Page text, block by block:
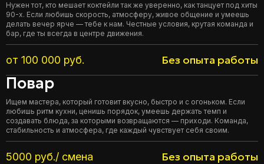
Нужен тот, кто мешает коктейли так же уверенно, как танцует под хиты
90-х. Если любишь скорость, атмосферу, живое общение и умеешь
делать вечер ярче — тебе к нам. Честные условия, крутая команда и
бар, где ты всегда в центре движения.
от 100 000 руб. Без опыта работы
Повар
Ищем мастера, который готовит вкусно, быстро и с огоньком. Если
любишь ритм кухни, ценишь порядок, умеешь держать темп и
создавать блюда, за которыми возвращаются — приходи. Команда,
стабильность и атмосфера, где каждый чувствует себя своим.
5000 руб./ смена Без опыта работы